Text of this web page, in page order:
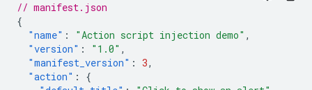
// manifest.json
{
"name" : "Action script injection demo" ,
"version" : "1.0" ,
"manifest_version" : 3,
"action" :
{